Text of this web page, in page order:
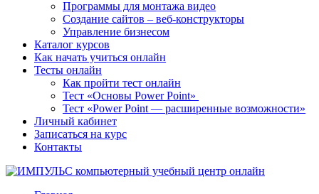
Программы для монтажа видео
Создание сайтов – веб-конструкторы
Управление бизнесом
Каталог курсов
Как начать учиться онлайн
Тесты онлайн
Как пройти тест онлайн
Тест «Основы Power Point»
Тест «Power Point — расширенные возможности»
Личный кабинет
Записаться на курс
Контакты